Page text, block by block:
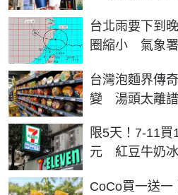
台北雨要下到
圈縮小 氣象
台灣泡麵界傳
變 湯頭太離譜
限5天！7-11
元 紅豆牛奶
CoCo買一送一